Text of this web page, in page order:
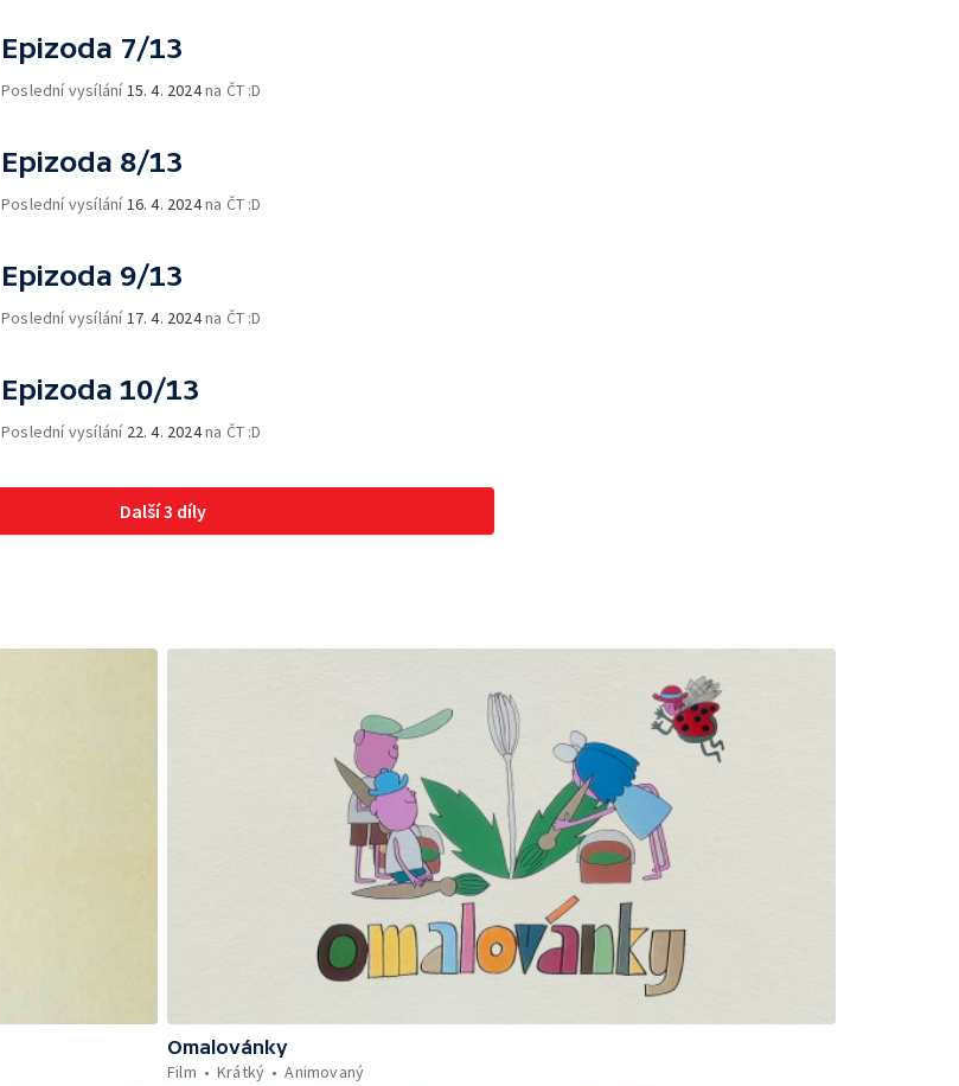
Epizoda 7/13
Poslední vysílání 15. 4. 2024na ČT :D
Epizoda 8/13
Poslední vysílání 16. 4. 2024na ČT :D
Epizoda 9/13
Poslední vysílání 17. 4. 2024na ČT :D
Epizoda 10/13
Poslední vysílání 22. 4. 2024na ČT :D
Další 3 díly
Omalovánky
Film
Krátký Animovaný